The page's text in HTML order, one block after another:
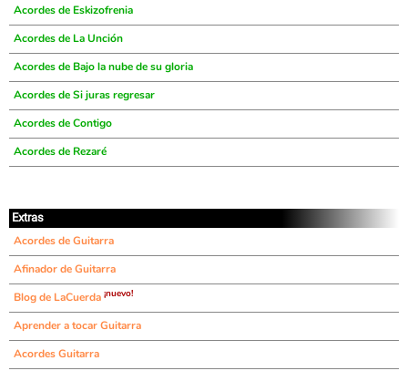
Acordes de Eskizofrenia
Acordes de La Unción
Acordes de Bajo la nube de su gloria
Acordes de Si juras regresar
Acordes de Contigo
Acordes de Rezaré
Extras
Acordes de Guitarra
Afinador de Guitarra
Blog de LaCuerda ¡nuevo!
Aprender a tocar Guitarra
Acordes Guitarra